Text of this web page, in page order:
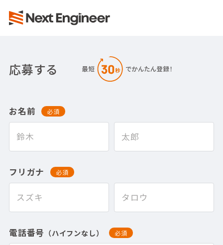
応募する
お名前 必須
フリガナ 必須
電話番号 （ハイフンなし） 必須